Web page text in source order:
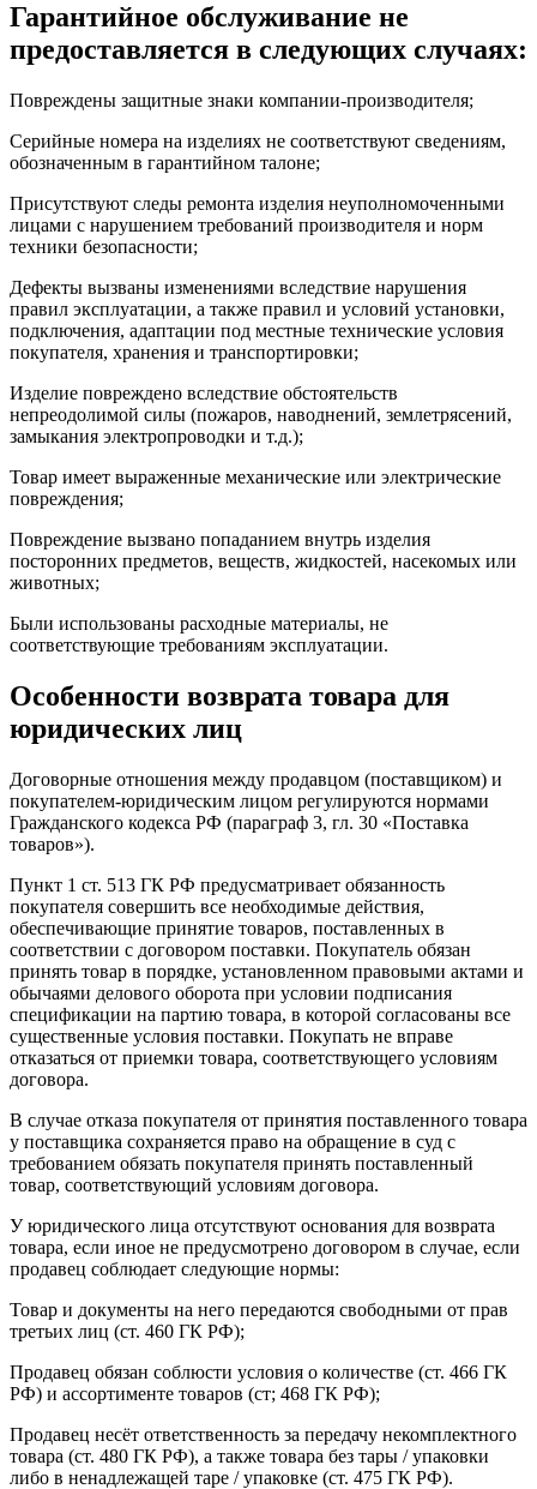
Гарантийное обслуживание не
предоставляется в следующих случаях:
Повреждены защитные знаки компании-производителя;
Серийные номера на изделиях не соответствуют сведениям,
обозначенным в гарантийном талоне;
Присутствуют следы ремонта изделия неуполномоченными
лицами с нарушением требований производителя и норм
техники безопасности;
Дефекты вызваны изменениями вследствие нарушения
правил эксплуатации, а также правил и условий установки,
подключения, адаптации под местные технические условия
покупателя, хранения и транспортировки;
Изделие повреждено вследствие обстоятельств
непреодолимой силы (пожаров, наводнений, землетрясений,
замыкания электропроводки и т.д.);
Товар имеет выраженные механические или электрические
повреждения;
Повреждение вызвано попаданием внутрь изделия
посторонних предметов, веществ, жидкостей, насекомых или
животных;
Были использованы расходные материалы, не
соответствующие требованиям эксплуатации.
Особенности возврата товара для
юридических лиц
Договорные отношения между продавцом (поставщиком) и
покупателем-юридическим лицом регулируются нормами
Гражданского кодекса РФ (параграф 3, гл. 30 «Поставка
товаров»).
Пункт 1 ст. 513 ГК РФ предусматривает обязанность
покупателя совершить все необходимые действия,
обеспечивающие принятие товаров, поставленных в
соответствии с договором поставки. Покупатель обязан
принять товар в порядке, установленном правовыми актами и
обычаями делового оборота при условии подписания
спецификации на партию товара, в которой согласованы все
существенные условия поставки. Покупать не вправе
отказаться от приемки товара, соответствующего условиям
договора.
В случае отказа покупателя от принятия поставленного товара
у поставщика сохраняется право на обращение в суд с
требованием обязать покупателя принять поставленный
товар, соответствующий условиям договора.
У юридического лица отсутствуют основания для возврата
товара, если иное не предусмотрено договором в случае, если
продавец соблюдает следующие нормы:
Товар и документы на него передаются свободными от прав
третьих лиц (ст. 460 ГК РФ);
Продавец обязан соблюсти условия о количестве (ст. 466 ГК
РФ) и ассортименте товаров (ст; 468 ГК РФ);
Продавец несёт ответственность за передачу некомплектного
товара (ст. 480 ГК РФ), а также товара без тары / упаковки
либо в ненадлежащей таре / упаковке (ст. 475 ГК РФ).